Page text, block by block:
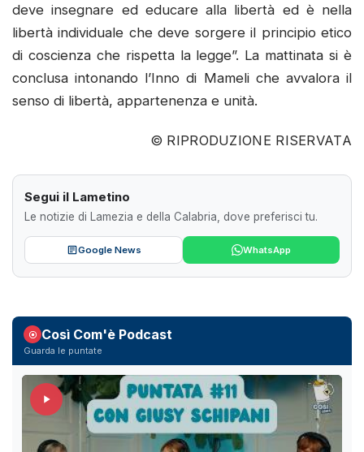
deve insegnare ed educare alla libertà ed è nella
libertà individuale che deve sorgere il principio etico
di coscienza che rispetta la legge”. La mattinata si è
conclusa intonando l’Inno di Mameli che avvalora il
senso di libertà, appartenenza e unità.
© RIPRODUZIONE RISERVATA
Segui il Lametino
Le notizie di Lamezia e della Calabria, dove preferisci tu.
Google News WhatsApp
Così Com'è Podcast
Guarda le puntate